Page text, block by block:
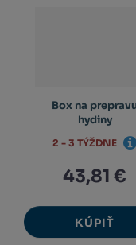
Box na
hydiny
43,81 €
KÚPIŤ
2 - 3 TÝŽDNE